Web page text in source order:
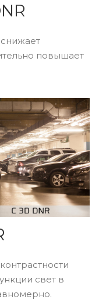
повышает
свет в